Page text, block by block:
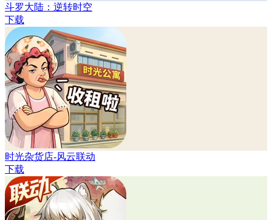
斗罗大陆：逆转时空
下载
时光杂货店-风云联动
下载